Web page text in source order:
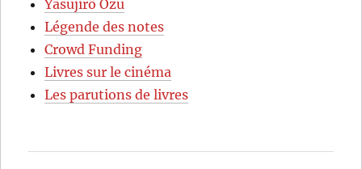
Yasujirô Ozu
Légende des notes
Crowd Funding
Livres sur le cinéma
Les parutions de livres